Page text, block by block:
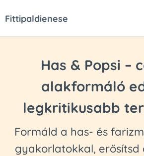
Fittipaldienese
Has & Popsi –
alakformáló
legkritikusabb
Formáld a has- és
gyakorlatokkal, erősítsd